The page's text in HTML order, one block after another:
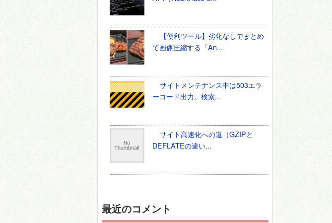
【便利ツール】劣化なしでまとめ
て画像圧縮する「An...
サイトメンテナンス中は503エラ
ーコード出力。検索...
サイト高速化への道（GZIPと
DEFLATEの違い...
最近のコメント